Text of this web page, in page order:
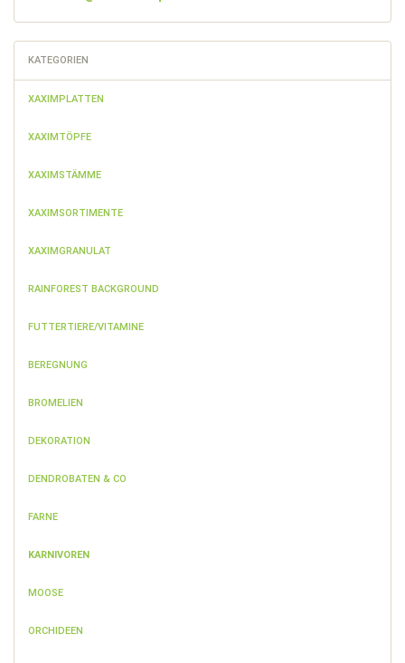
KATEGORIEN
XAXIMPLATTEN
XAXIMTÖPFE
XAXIMSTÄMME
XAXIMSORTIMENTE
XAXIMGRANULAT
RAINFOREST BACKGROUND
FUTTERTIERE/VITAMINE
BEREGNUNG
BROMELIEN
DEKORATION
DENDROBATEN & CO
FARNE
KARNIVOREN
MOOSE
ORCHIDEEN